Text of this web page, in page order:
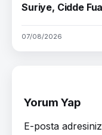
Suriye, Cidde
07/08/2026
Yorum Yap
E-posta